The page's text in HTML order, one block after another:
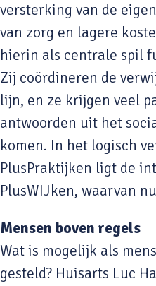
versterking van de
van zorg en lagere
hierin als centrale spil
Zij coördineren de
lijn, en ze krijgen veel
antwoorden uit het
komen. In het logisch
PlusPraktijken ligt de
PlusWIJken, waarvan
Mensen boven regels
Wat is mogelijk als
gesteld? Huisarts Luc